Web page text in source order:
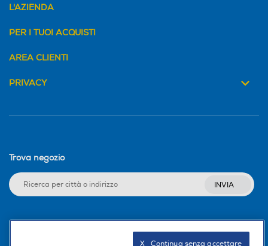
L'AZIENDA
PER I TUOI ACQUISTI
AREA CLIENTI
PRIVACY
Trova negozio
INVIA
X   Continua senza accettare